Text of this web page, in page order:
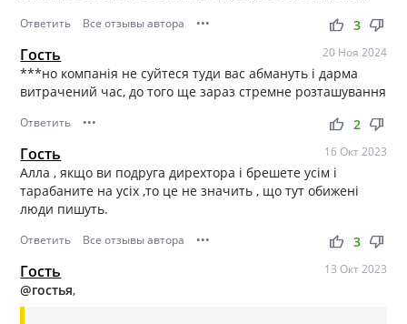
Ответить Все отзывы автора ••• thumb_up thumb_down
3
Гость 20 Ноя 2024
***но компанія не суйтеся туди вас абмануть і дарма
витрачений час, до того ще зараз стремне розташування
Ответить ••• thumb_up thumb_down
2
Гость 16 Окт 2023
Алла , якщо ви подруга дирехтора і брешете усім і
тарабаните на усіх ,то це не значить , що тут обижені
люди пишуть.
Ответить Все отзывы автора ••• thumb_up thumb_down
3
Гость 13 Окт 2023
@гостья,